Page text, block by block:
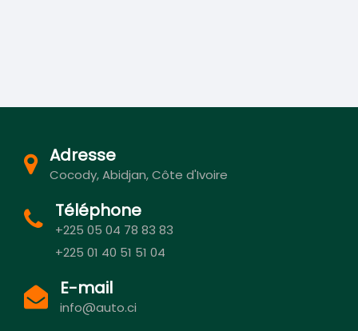
Adresse
Cocody, Abidjan, Côte d'Ivoire
Téléphone
+225 05 04 78 83 83
+225 01 40 51 51 04
E-mail
info@auto.ci